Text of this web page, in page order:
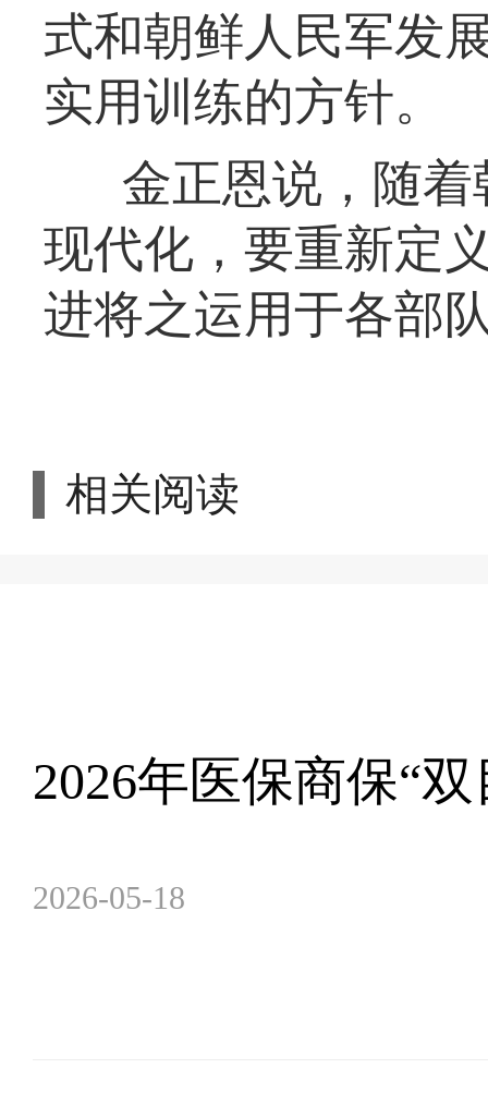
式和朝鲜人民军发
实用训练的方针。
金正恩说，随
现代化，要重新定
进将之运用于各部
相关阅读
2026年医保商保“
2026-05-18